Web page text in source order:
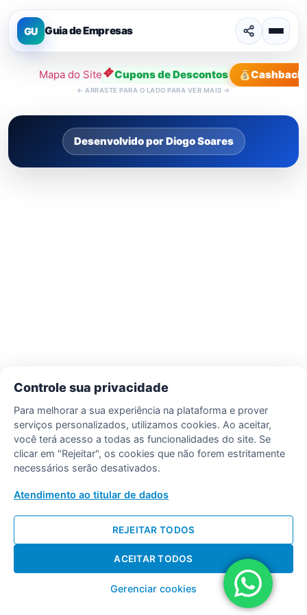
GU Guia de Empresas
Mapa do Site Cupons de Descontos Cashback
← ARRASTE PARA O LADO PARA VER MAIS →
Desenvolvido por Diogo Soares
Controle sua privacidade
Para melhorar a sua experiência na plataforma e prover
serviços personalizados, utilizamos cookies. Ao aceitar,
você terá acesso a todas as funcionalidades do site. Se
clicar em "Rejeitar", os cookies que não forem estritamente
necessários serão desativados.
Atendimento ao titular de dados
Gerenciar cookies
REJEITAR TODOS
ACEITAR TODOS